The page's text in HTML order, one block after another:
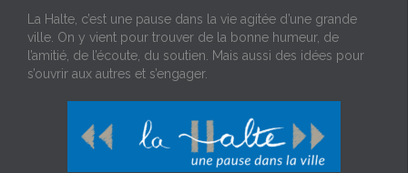
La Halte, c’est une pause dans la vie agitée d’une grande
ville. On y vient pour trouver de la bonne humeur, de
l’amitié, de l’écoute, du soutien. Mais aussi des idées pour
s’ouvrir aux autres et s’engager.